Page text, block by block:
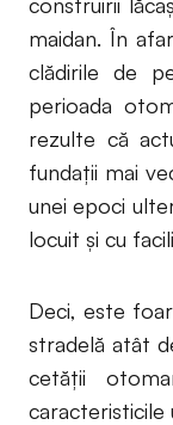
maidan. În
clădirile de
perioada
rezulte că
fundaţii mai
unei epoci
locuit şi cu
Deci, este
stradelă atât
cetății
caracteristicile